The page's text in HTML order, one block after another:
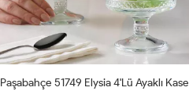
Paşabahçe 51749 Elysia 4'lü Ayaklı Kase